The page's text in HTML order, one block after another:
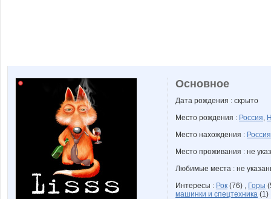
Основное
Дата рождения : скрыто
Место рождения : Россия,
Место нахождения : Россия
Место проживания : не
Любимые места : не
Интересы : Рок (76) , Горы
машинки и спецтехника (1)